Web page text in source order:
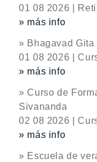
01 08 2026 |
» más info
» Bhagavad
01 08 2026 |
» más info
» Curso de
Sivananda
02 08 2026 |
» más info
» Escuela de